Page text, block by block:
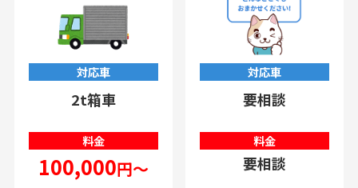
対応車
2t箱車
料金
100,000円～
対応車
要相談
料金
要相談